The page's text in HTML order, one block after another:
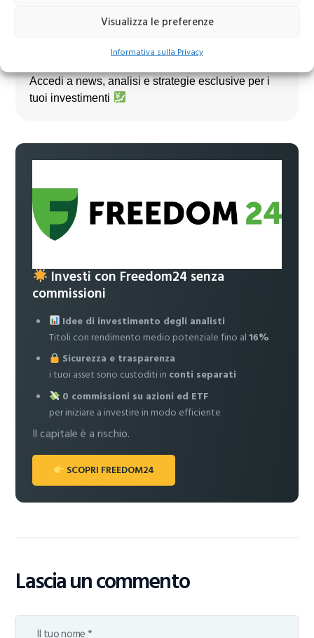
Visualizza le preferenze
Informativa sulla Privacy
Unisciti al nostro canale Telegram!
Accedi a news, analisi e strategie esclusive per i
tuoi investimenti
Investi con Freedom24 senza
commissioni
Idee di investimento degli analisti
Titoli con rendimento medio potenziale fino al16%
Sicurezza e trasparenza
i tuoi asset sono custoditi in conti separati
0 commissioni su azioni ed ETF
per iniziare a investire in modo efficiente
Il capitale è a rischio.
SCOPRI FREEDOM24
Lascia un commento